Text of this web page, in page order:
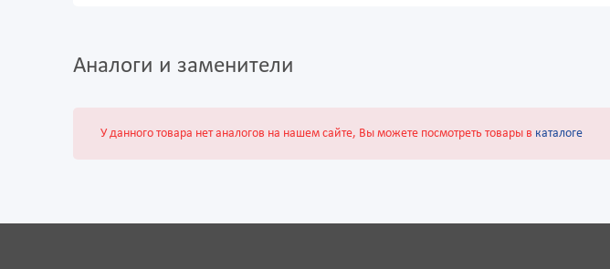
Аналоги и заменители
У данного товара нет аналогов на нашем сайте, Вы можете посмотреть товары в каталоге